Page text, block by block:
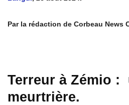
Par la rédaction de Corbeau News
Terreur à Zémio :
meurtrière.